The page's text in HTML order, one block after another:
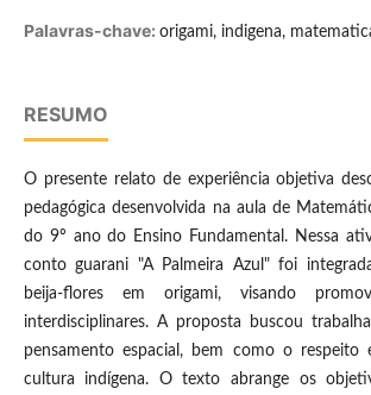
Palavras-chave: origami, indigena,
RESUMO
O presente relato de experiência objetiva
pedagógica desenvolvida na aula de
do 9º ano do Ensino Fundamental. Nessa
conto guarani "A Palmeira Azul" foi
beija-flores em origami, visando
interdisciplinares. A proposta buscou
pensamento espacial, bem como o respeito
cultura indígena. O texto abrange os